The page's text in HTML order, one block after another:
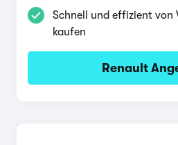
Schnell und effizient von
kaufen
Renault